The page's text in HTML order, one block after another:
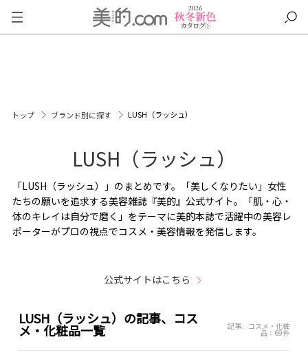
トップ ブランド別に探す LUSH（ラッシュ）
LUSH（ラッシュ）
「LUSH（ラッシュ）」のまとめです。「美しくなりたい」女性
たちの願いを追求する美容雑誌『美的』公式サイト。「肌・心・
体のキレイは自分で磨く」をテーマに美的本誌で活躍中の美容レ
ポーターがプロの視点でコスメ・美容情報を発信します。
公式サイトはこちら
LUSH（ラッシュ）の記事、コス
メ・化粧品一覧 記事、コスメ・化粧
品：69件